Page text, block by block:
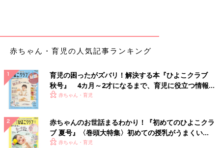
赤ちゃん・育児の人気記事ランキング
育児の困ったがズバリ！解決する本『ひよこクラブ
秋号』 4カ月～2才になるまで、育児に役立つ情報が
いっぱい！
赤ちゃん・育児
赤ちゃんのお世話まるわかり！『初めてのひよこクラ
ブ 夏号』〈巻頭大特集〉初めての授乳がうまくい
く！ おっぱい・ミルクの基本と夏のトラブル 解決テ
赤ちゃん・育児